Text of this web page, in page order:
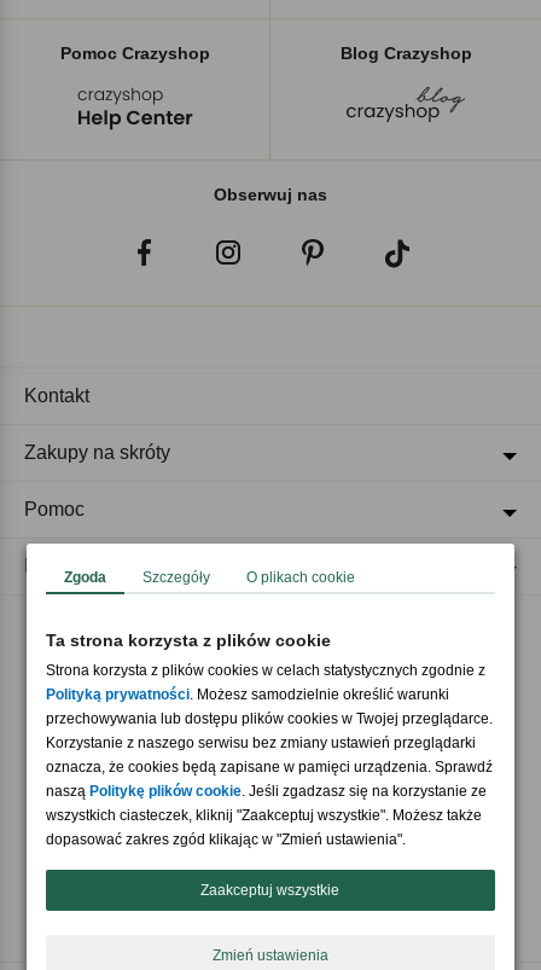
Pomoc Crazyshop Blog Crazyshop
Obserwuj nas
Akceptujemy płatności
Nasi partnerzy
Kontakt
Zakupy na skróty
Pomoc
Zgoda Szczegóły O plikach cookie
Ta strona korzysta z plików cookie
Strona korzysta z plików cookies w celach statystycznych zgodnie z
Polityką prywatności. Możesz samodzielnie określić warunki
przechowywania lub dostępu plików cookies w Twojej przeglądarce.
Korzystanie z naszego serwisu bez zmiany ustawień przeglądarki
oznacza, że cookies będą zapisane w pamięci urządzenia. Sprawdź
naszą Politykę plików cookie. Jeśli zgadzasz się na korzystanie ze
wszystkich ciasteczek, kliknij "Zaakceptuj wszystkie". Możesz także
dopasować zakres zgód klikając w "Zmień ustawienia".
Zaakceptuj wszystkie
Zmień ustawienia